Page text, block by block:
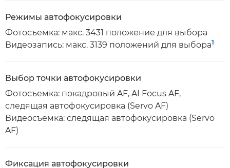
Режимы автофокусировки
Фотосъемка: макс. 3431 положение для выбора
Видеозапись: макс. 3139 положений для выбора1
Выбор точки автофокусировки
Фотосъемка: покадровый AF, AI Focus AF,
следящая автофокусировка (Servo AF)
Видеосъемка: следящая автофокусировка (Servo
AF)
Фиксация автофокусировки